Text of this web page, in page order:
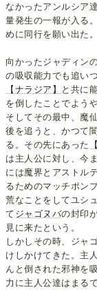
なかったアンルシア
量発生の一報が入る
めに同行を願い出た。
向かったジャディン
の吸収能力でも追い
【ナラジア】
と共に
を倒したことでよう
そしてその最中、魔
後を追うと、かつて
る。その先にあった
は主人公に対し、今
には魔界とアストル
るためのマッチポン
荒なことをしてユシ
て ジャゴヌバの封印
見に来たという。
しかしその時、ジャ
けしかけてきた。主
んと倒された邪神を
力に主人公達はまる